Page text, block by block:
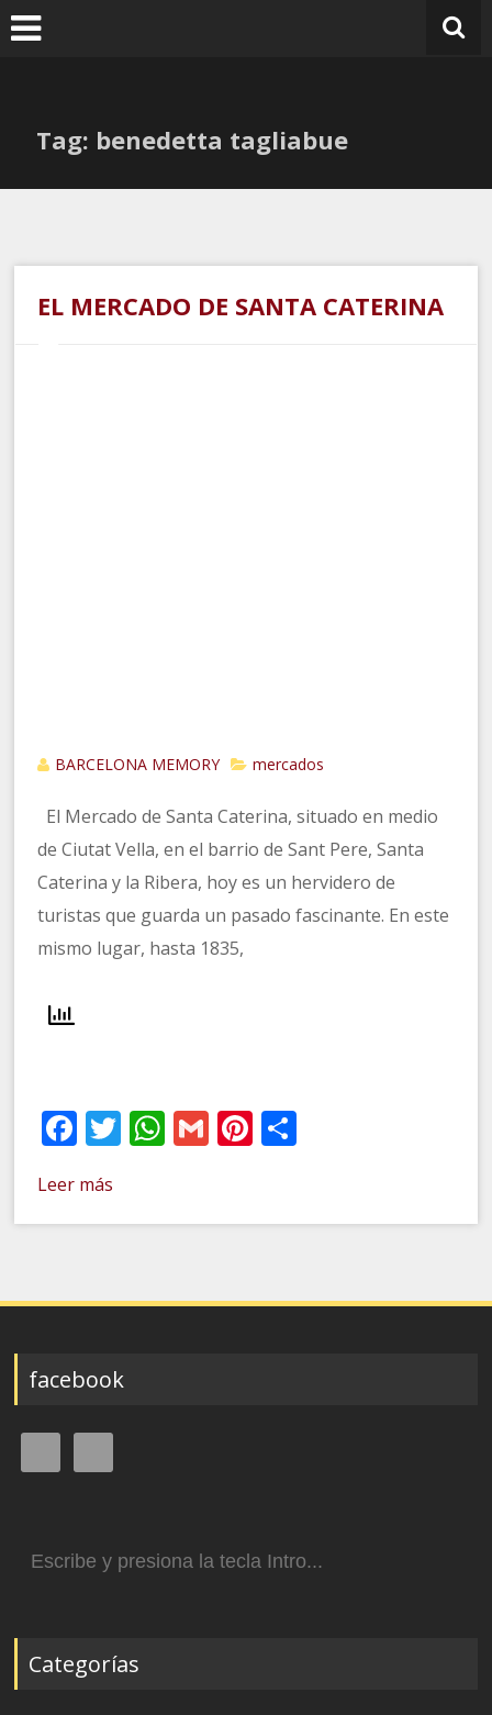
Ir
al
Tag: benedetta tagliabue
EL MERCADO DE SANTA CATERINA
BARCELONA MEMORY mercados
El Mercado de Santa Caterina, situado en medio
de Ciutat Vella, en el barrio de Sant Pere, Santa
Caterina y la Ribera, hoy es un hervidero de
turistas que guarda un pasado fascinante. En este
mismo lugar, hasta 1835,
Facebook
Twitter
WhatsApp
GmailPinterest
Leer más
facebook
Categorías